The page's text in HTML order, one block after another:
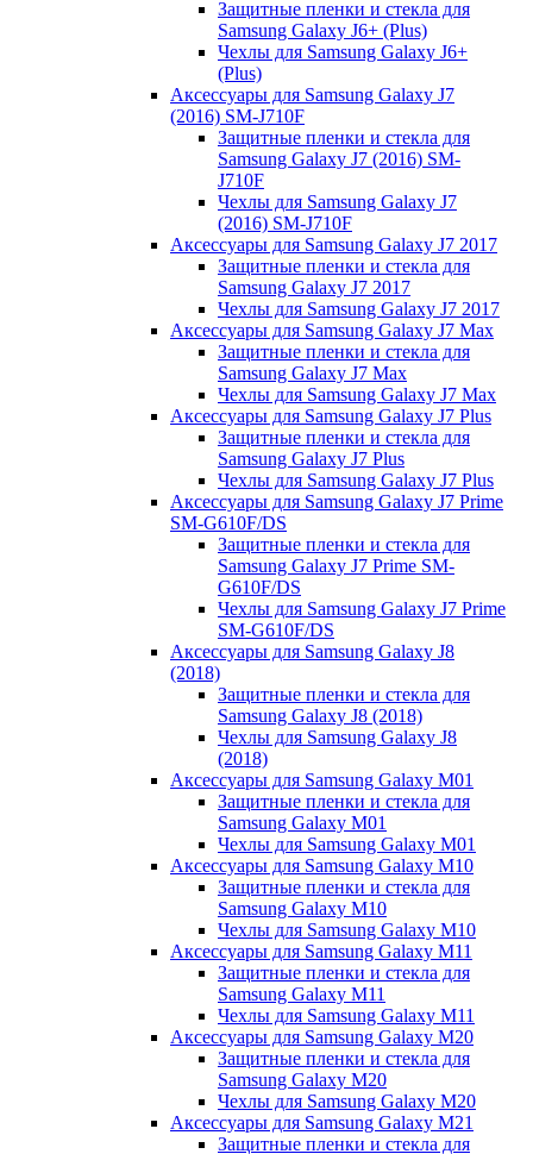
Защитные пленки и стекла для
Samsung Galaxy J6+ (Plus)
Чехлы для Samsung Galaxy J6+
(Plus)
Аксессуары для Samsung Galaxy J7
(2016) SM-J710F
Защитные пленки и стекла для
Samsung Galaxy J7 (2016) SM-
J710F
Чехлы для Samsung Galaxy J7
(2016) SM-J710F
Аксессуары для Samsung Galaxy J7 2017
Защитные пленки и стекла для
Samsung Galaxy J7 2017
Чехлы для Samsung Galaxy J7 2017
Аксессуары для Samsung Galaxy J7 Max
Защитные пленки и стекла для
Samsung Galaxy J7 Max
Чехлы для Samsung Galaxy J7 Max
Аксессуары для Samsung Galaxy J7 Plus
Защитные пленки и стекла для
Samsung Galaxy J7 Plus
Чехлы для Samsung Galaxy J7 Plus
Аксессуары для Samsung Galaxy J7 Prime
SM-G610F/DS
Защитные пленки и стекла для
Samsung Galaxy J7 Prime SM-
G610F/DS
Чехлы для Samsung Galaxy J7 Prime
SM-G610F/DS
Аксессуары для Samsung Galaxy J8
(2018)
Защитные пленки и стекла для
Samsung Galaxy J8 (2018)
Чехлы для Samsung Galaxy J8
(2018)
Аксессуары для Samsung Galaxy M01
Защитные пленки и стекла для
Samsung Galaxy M01
Чехлы для Samsung Galaxy M01
Аксессуары для Samsung Galaxy M10
Защитные пленки и стекла для
Samsung Galaxy M10
Чехлы для Samsung Galaxy M10
Аксессуары для Samsung Galaxy M11
Защитные пленки и стекла для
Samsung Galaxy M11
Чехлы для Samsung Galaxy M11
Аксессуары для Samsung Galaxy M20
Защитные пленки и стекла для
Samsung Galaxy M20
Чехлы для Samsung Galaxy M20
Аксессуары для Samsung Galaxy M21
Защитные пленки и стекла для